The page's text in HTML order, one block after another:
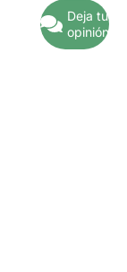
Deja tu
opinión